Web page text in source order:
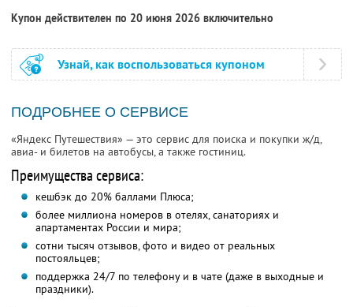
Купон действителен по 20 июня 2026 включительно
Узнай, как воспользоваться купоном
ПОДРОБНЕЕ О СЕРВИСЕ
«Яндекс Путешествия» — это сервис для поиска и покупки ж/д,
авиа- и билетов на автобусы, а также гостиниц.
Преимущества сервиса:
кешбэк до 20% баллами Плюса;
более миллиона номеров в отелях, санаториях и
апартаментах России и мира;
сотни тысяч отзывов, фото и видео от реальных
постояльцев;
поддержка 24/7 по телефону и в чате (даже в выходные и
праздники).